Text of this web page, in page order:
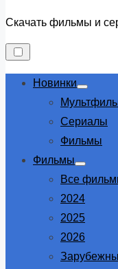
Скачать фильмы и
Новинки
Show
sub
Сериалы
Фильмы
Фильмы
Show
sub
Все
2024
2025
2026